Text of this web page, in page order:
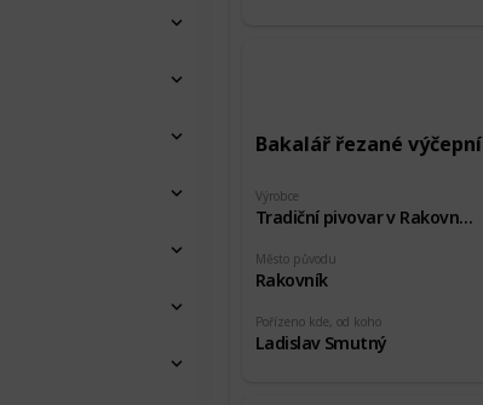
Bakalář řezané výčepní
Výrobce
Tradiční pivovar v Rakovníku
Pořízeno kde, od koho
Ladislav Smutný
Město původu
Rakovník